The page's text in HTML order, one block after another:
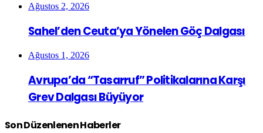
Ağustos 2, 2026
Sahel’den Ceuta’ya Yönelen Göç Dalgası
Ağustos 1, 2026
Avrupa’da “Tasarruf” Politikalarına Karşı
Grev Dalgası Büyüyor
Son Düzenlenen Haberler